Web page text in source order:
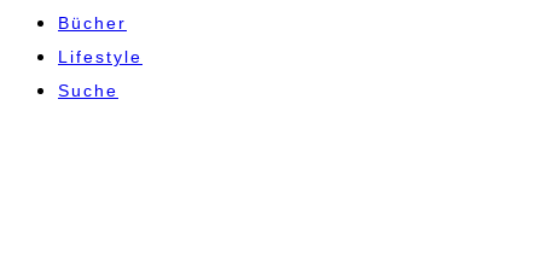
Bücher
Lifestyle
Suche